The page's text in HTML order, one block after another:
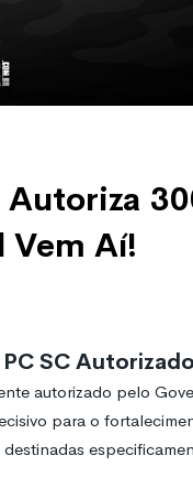
Vem Aí!
SC
autorizado pelo
para o
destinadas